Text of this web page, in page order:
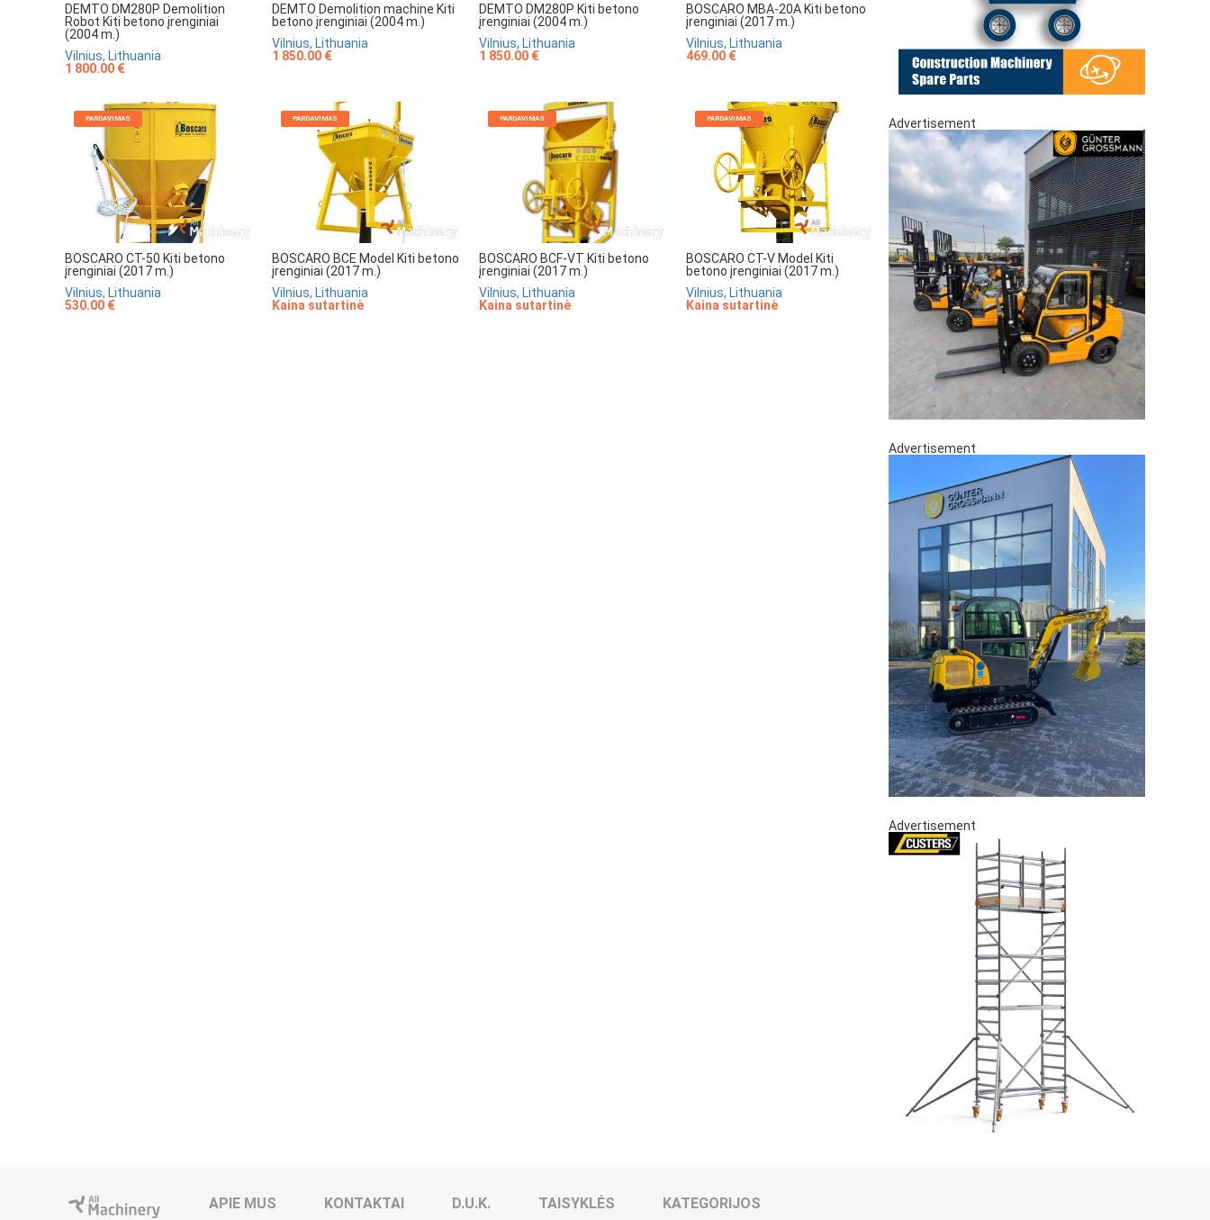
DEMTO DM280P Demolition
Robot Kiti betono įrenginiai
(2004 m.)
Vilnius, Lithuania
1 800.00 €
DEMTO Demolition machine Kiti
betono įrenginiai (2004 m.)
Vilnius, Lithuania
1 850.00 €
DEMTO DM280P Kiti betono
įrenginiai (2004 m.)
Vilnius, Lithuania
1 850.00 €
BOSCARO MBA-20A Kiti betono
įrenginiai (2017 m.)
Vilnius, Lithuania
469.00 €
PARDAVIMAS
BOSCARO CT-50 Kiti betono
įrenginiai (2017 m.)
Vilnius, Lithuania
530.00 €
PARDAVIMAS
BOSCARO BCE Model Kiti betono
įrenginiai (2017 m.)
Vilnius, Lithuania
Kaina sutartinė
PARDAVIMAS
BOSCARO BCF-VT Kiti betono
įrenginiai (2017 m.)
Vilnius, Lithuania
Kaina sutartinė
PARDAVIMAS
BOSCARO CT-V Model Kiti
betono įrenginiai (2017 m.)
Vilnius, Lithuania
Kaina sutartinė
Advertisement
Advertisement
Advertisement
APIE MUS KONTAKTAI D.U.K. TAISYKLĖS KATEGORIJOS